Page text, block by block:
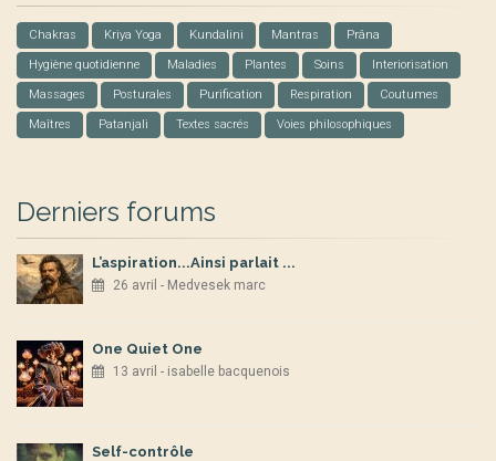
Chakras Kriya Yoga Kundalini Mantras Prâna
Hygiène quotidienne Maladies Plantes Soins Interiorisation
Massages Posturales Purification Respiration Coutumes
Maîtres Patanjali Textes sacrés Voies philosophiques
Derniers forums
L’aspiration...Ainsi parlait ...
26 avril - Medvesek marc
One Quiet One
13 avril - isabelle bacquenois
Self-contrôle